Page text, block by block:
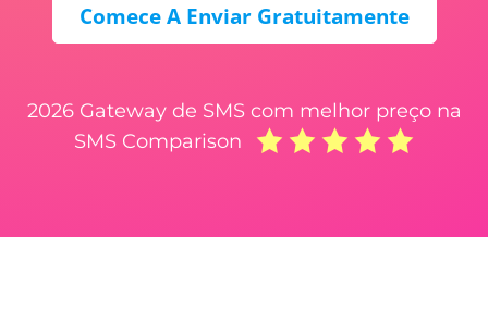
Comece A Enviar Gratuitamente
2026 Gateway de SMS com melhor preço na
SMS Comparison